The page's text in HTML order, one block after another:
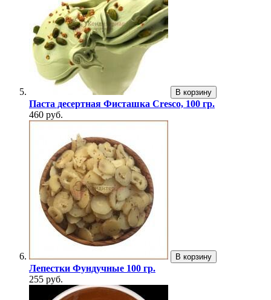
В корзину
Паста десертная Фисташка Cresco, 100 гр.
460 руб.
В корзину
Лепестки Фундучные 100 гр.
255 руб.